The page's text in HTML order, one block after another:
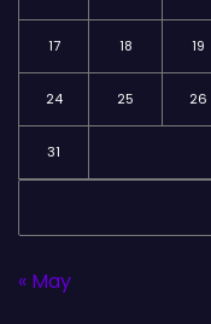
17 18 19
24 25 26
31
« May